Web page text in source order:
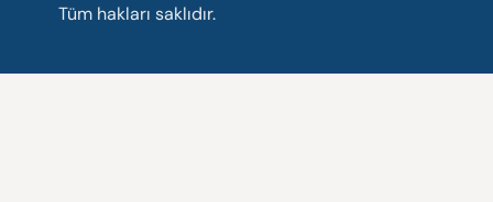
Tüm hakları saklıdır.